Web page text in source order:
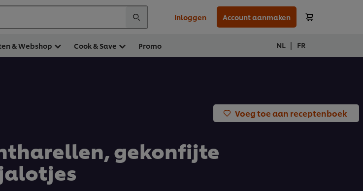
Inloggen Account aanmaken
& Webshop Cook & Save Promo NL | FR
Voeg toe aan receptenboek
gekonfijte